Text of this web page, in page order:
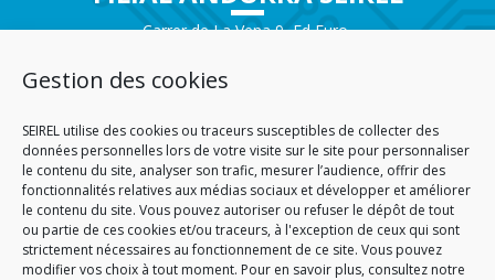
Gestion des cookies
SEIREL utilise des cookies ou traceurs susceptibles de collecter des
données personnelles lors de votre visite sur le site pour personnaliser
le contenu du site, analyser son trafic, mesurer l’audience, offrir des
fonctionnalités relatives aux médias sociaux et développer et améliorer
le contenu du site. Vous pouvez autoriser ou refuser le dépôt de tout
ou partie de ces cookies et/ou traceurs, à l'exception de ceux qui sont
strictement nécessaires au fonctionnement de ce site. Vous pouvez
modifier vos choix à tout moment. Pour en savoir plus, consultez notre
Carrer de La Vena 9, Ed Euro
AD200 – ENCAMP
Andorra
AGENCIA SAVOIE SEIREL
Immeuble 3D
81 Rue de la Petite Eau
73290 LA MOTTE SERVOLEX